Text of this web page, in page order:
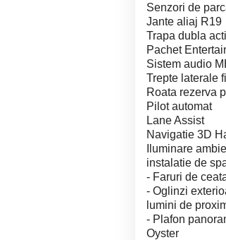
Senzori de
Jante aliaj R19
Trapa dubla
Pachet
Sistem audio
Trepte laterale
Roata rezerva
Pilot automat
Lane Assist
Navigatie 3D
Iluminare
instalatie de
- Faruri de
- Oglinzi
lumini de
- Plafon
Oyster